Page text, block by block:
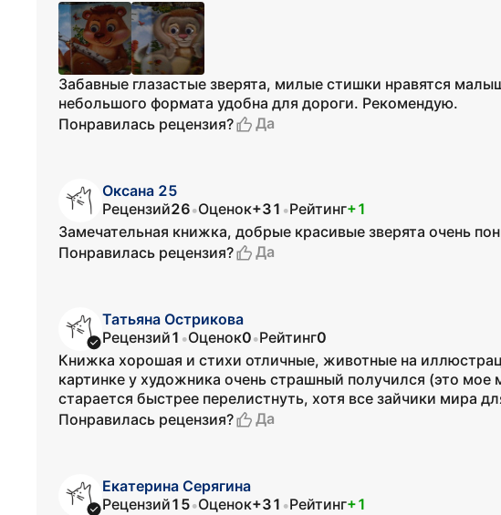
Забавные глазастые зверята, милые стишки нравятся
небольшого формата удобна для дороги. Рекомендую.
Понравилась рецензия?
Да
Оксана 25
Рецензий26•Оценок+31 •Рейтинг+1
Замечательная книжка, добрые красивые зверята очень
Понравилась рецензия?
Да
Татьяна Острикова
Рецензий1 •Оценок0•Рейтинг0
Книжка хорошая и стихи отличные, животные на
картинке у художника очень страшный получился (это мое
старается быстрее перелистнуть, хотя все зайчики мира
Понравилась рецензия?
Да
Екатерина Серягина
Рецензий15•Оценок+31 •Рейтинг+1